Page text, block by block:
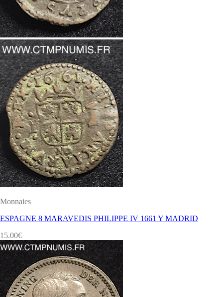
Monnaies
ESPAGNE 8 MARAVEDIS PHILIPPE IV 1661 Y MADRID
15.00€